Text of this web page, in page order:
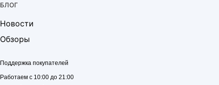
БЛОГ
Новости
Обзоры
Поддержка покупателей
Работаем с 10:00 до 21:00